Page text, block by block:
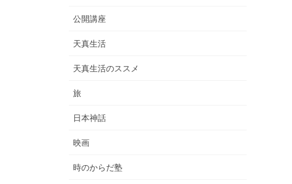
公開講座
天真生活
天真生活のススメ
旅
日本神話
映画
時のからだ塾